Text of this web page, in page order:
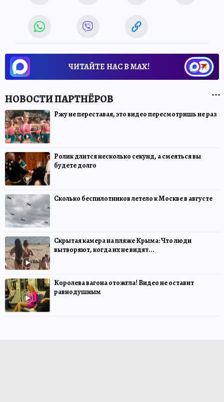
ЧИТАЙТЕ НАС В МАХ!
Ржу не переставая, это видео пересмотришь не раз
Ролик длится несколько секунд, а смеяться вы
будете долго
Сколько беспилотников летело к Москве в августе
Скрытая камера на пляже Крыма: Что люди
вытворяют, когда их не видят...
Королева вагона отожгла! Видео не оставит
равнодушным